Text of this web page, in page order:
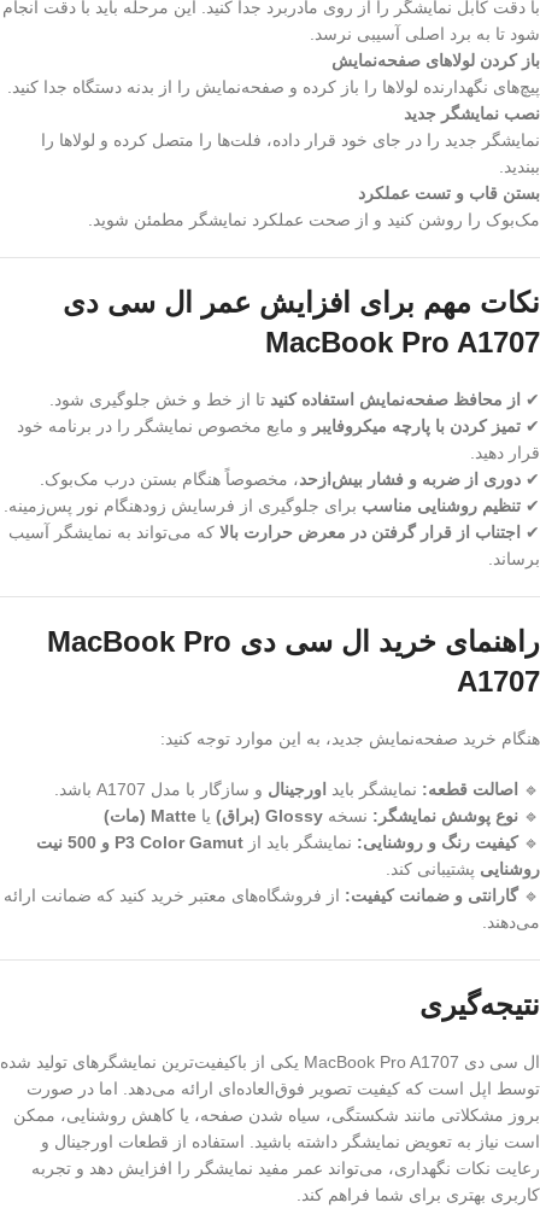
با دقت کابل نمایشگر را از روی مادربرد جدا کنید. این مرحله باید با دقت انجام
شود تا به برد اصلی آسیبی نرسد.
باز کردن لولاهای صفحه‌نمایش
پیچ‌های نگهدارنده لولاها را باز کرده و صفحه‌نمایش را از بدنه دستگاه جدا کنید.
نصب نمایشگر جدید
نمایشگر جدید را در جای خود قرار داده، فلت‌ها را متصل کرده و لولاها را
ببندید.
بستن قاب و تست عملکرد
مک‌بوک را روشن کنید و از صحت عملکرد نمایشگر مطمئن شوید.
نکات مهم برای افزایش عمر ال‌ سی ‌دی
MacBook Pro A1707
✔ از محافظ صفحه‌نمایش استفاده کنید تا از خط و خش جلوگیری شود.
✔ تمیز کردن با پارچه میکروفایبر و مایع مخصوص نمایشگر را در برنامه خود
قرار دهید.
✔ دوری از ضربه و فشار بیش‌ازحد، مخصوصاً هنگام بستن درب مک‌بوک.
✔ تنظیم روشنایی مناسب برای جلوگیری از فرسایش زودهنگام نور پس‌زمینه.
✔
اجتناب از قرار گرفتن در معرض حرارت بالا که می‌تواند به نمایشگر آسیب
برساند.
راهنمای خرید ال‌ سی ‌دی MacBook Pro
A1707
هنگام خرید صفحه‌نمایش جدید، به این موارد توجه کنید:
🔹 اصالت قطعه: نمایشگر باید اورجینال و سازگار با مدل A1707 باشد.
🔹 نوع پوشش نمایشگر: نسخه Glossy (براق) یا Matte (مات)
🔹کیفیت رنگ و روشنایی: نمایشگر باید از
P3 Color Gamut و 500 نیت
روشنایی پشتیبانی کند.
🔹گارانتی و ضمانت کیفیت: از فروشگاه‌های معتبر خرید کنید که ضمانت ارائه
می‌دهند.
نتیجه‌گیری
ال ‌سی ‌دی MacBook Pro A1707 یکی از باکیفیت‌ترین نمایشگرهای تولید شده
توسط اپل است که کیفیت تصویر فوق‌العاده‌ای ارائه می‌دهد. اما در صورت
بروز مشکلاتی مانند شکستگی، سیاه شدن صفحه، یا کاهش روشنایی، ممکن
است نیاز به تعویض نمایشگر داشته باشید. استفاده از قطعات اورجینال و
رعایت نکات نگهداری، می‌تواند عمر مفید نمایشگر را افزایش دهد و تجربه
کاربری بهتری برای شما فراهم کند.